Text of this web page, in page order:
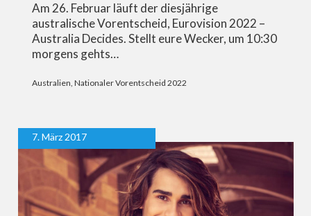
Am 26. Februar läuft der diesjährige
australische Vorentscheid, Eurovision 2022 –
Australia Decides. Stellt eure Wecker, um 10:30
morgens gehts…
Australien, Nationaler Vorentscheid 2022
7. März 2017